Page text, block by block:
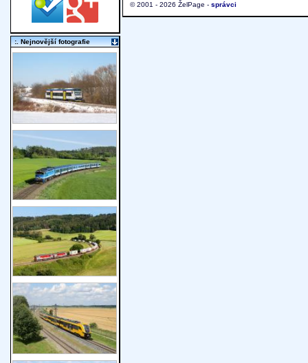
© 2001 - 2026 ŽelPage - správci
:. Nejnovější fotografie